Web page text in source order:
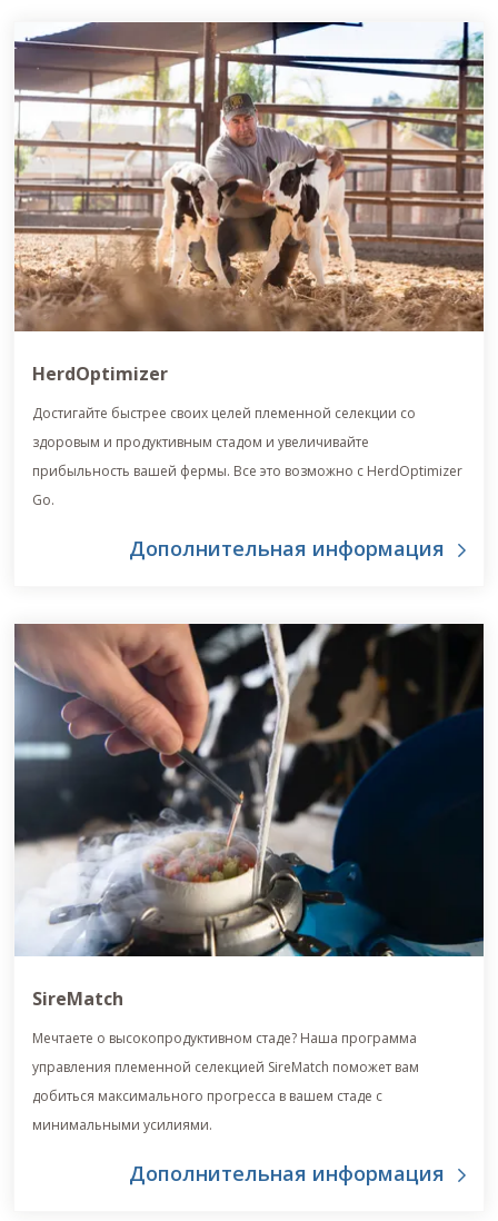
HerdOptimizer
Достигайте быстрее своих целей племенной селекции со
здоровым и продуктивным стадом и увеличивайте
прибыльность вашей фермы. Все это возможно с HerdOptimizer
Go.
Дополнительная информация
SireMatch
Мечтаете о высокопродуктивном стаде? Наша программа
управления племенной селекцией SireMatch поможет вам
добиться максимального прогресса в вашем стаде с
минимальными усилиями.
Дополнительная информация